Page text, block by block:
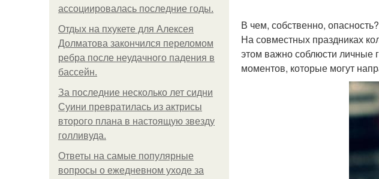
ассоциировалась последние годы.
Отдых на пхукете для Алексея
Долматова закончился переломом
ребра после неудачного падения в
бассейн.
За последние несколько лет сидни
Суини превратилась из актрисы
второго плана в настоящую звезду
голливуда.
Ответы на самые популярные
вопросы о ежедневном уходе за
В чем, собственно, опасность?
На совместных праздниках
этом важно соблюсти личные
моментов, которые могут